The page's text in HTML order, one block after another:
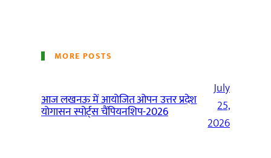
MORE POSTS
आज लखनऊ में आयोजित ओपन उत्तर प्रदेश
योगासन स्पोर्ट्स चैंपियनशिप-2026
July
25,
2026